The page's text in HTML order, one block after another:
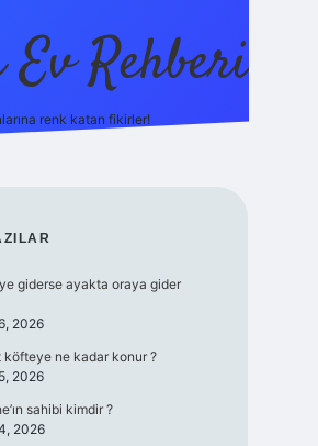
Ev Rehberi
renk katan fikirler!
giderse ayakta oraya gider
2026
köfteye ne kadar konur ?
2026
sahibi kimdir ?
2026